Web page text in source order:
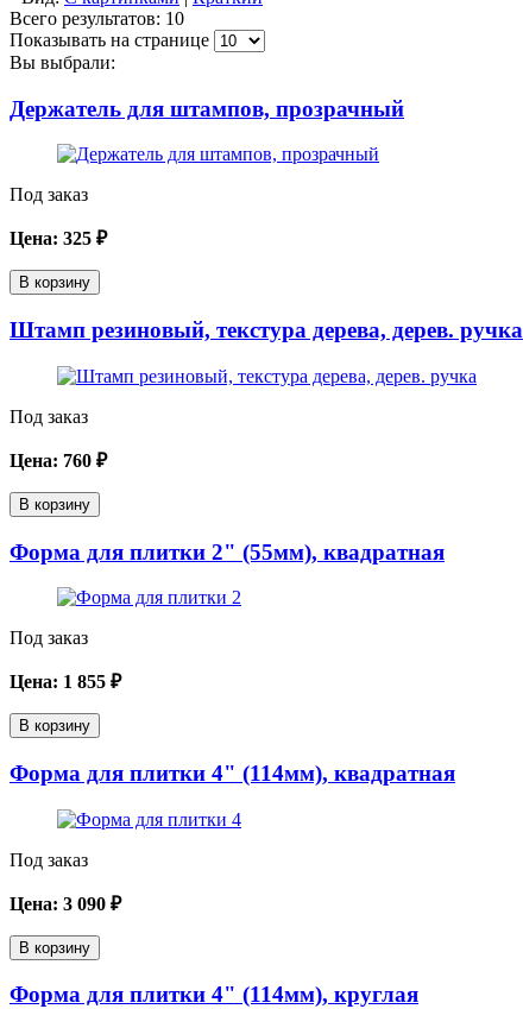
Всего результатов: 10
Показывать на странице
Вы выбрали:
Держатель для штампов, прозрачный
Под заказ
Цена: 325 ₽
В корзину
Штамп резиновый, текстура дерева, дерев. ручка
Под заказ
Цена: 760 ₽
В корзину
Форма для плитки 2" (55мм), квадратная
Под заказ
Цена: 1 855 ₽
В корзину
Форма для плитки 4" (114мм), квадратная
Под заказ
Цена: 3 090 ₽
В корзину
Форма для плитки 4" (114мм), круглая